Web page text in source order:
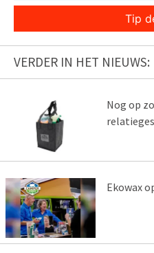
Tip
VERDER IN HET NIEUWS:
Nog op
Ekowax